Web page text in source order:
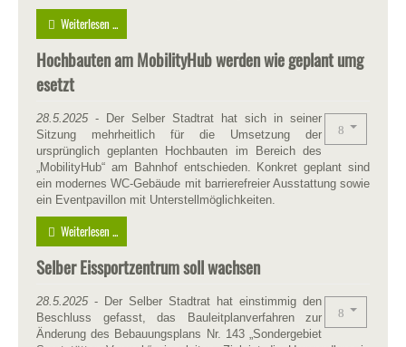
Weiterlesen ...
Hochbauten am MobilityHub werden wie geplant umg
esetzt
28.5.2025 - Der Selber Stadtrat hat sich in seiner
Sitzung mehrheitlich für die Umsetzung der
ursprünglich geplanten Hochbauten im Bereich des
„MobilityHub“ am Bahnhof entschieden. Konkret geplant sind
ein modernes WC-Gebäude mit barrierefreier Ausstattung sowie
ein Eventpavillon mit Unterstellmöglichkeiten.
Weiterlesen ...
Selber Eissportzentrum soll wachsen
28.5.2025 - Der Selber Stadtrat hat einstimmig den
Beschluss gefasst, das Bauleitplanverfahren zur
Änderung des Bebauungsplans Nr. 143 „Sondergebiet